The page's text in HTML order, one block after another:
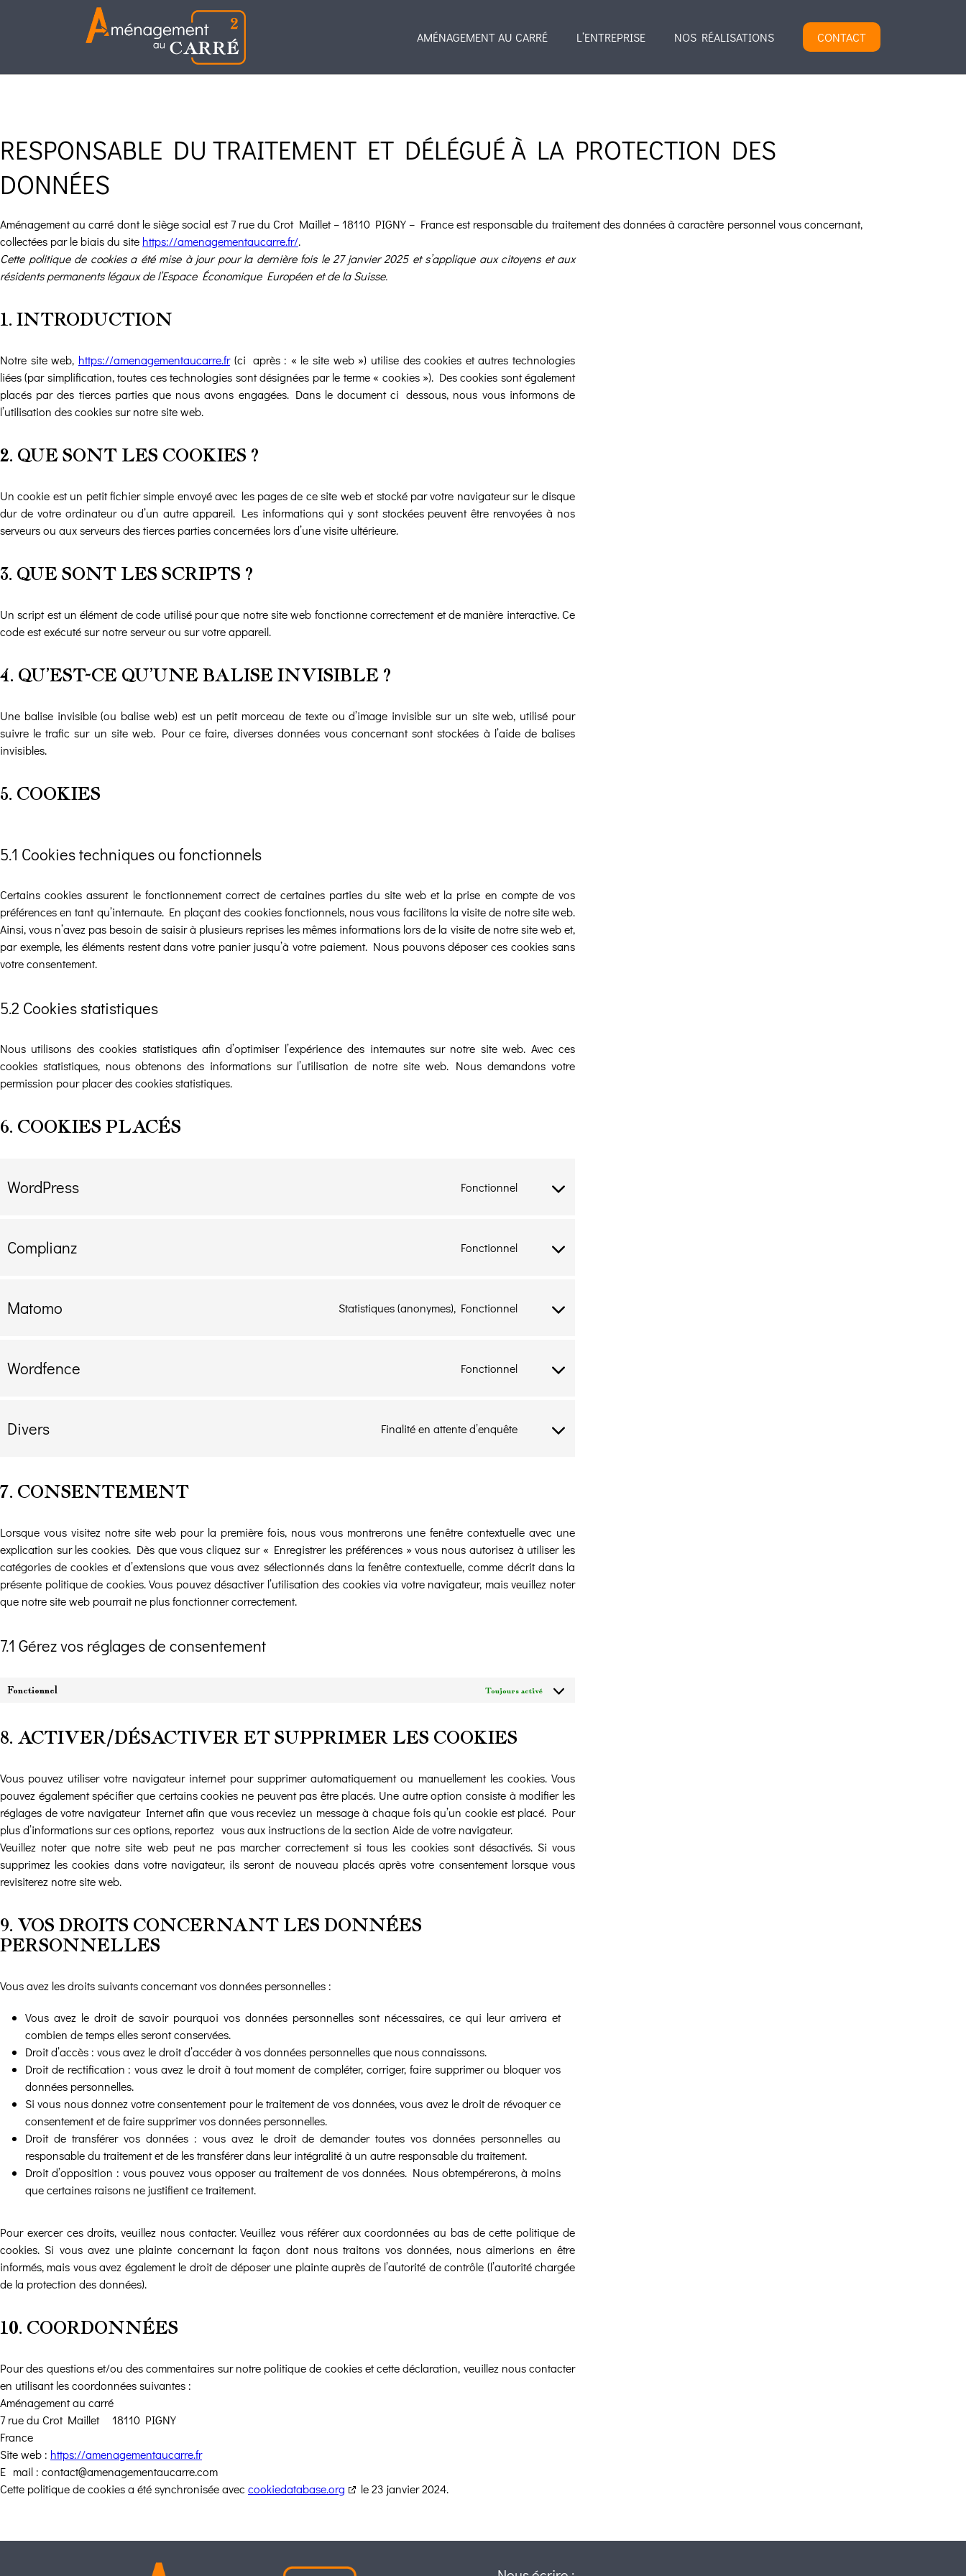
AMÉNAGEMENT AU CARRÉ L’ENTREPRISE NOS RÉALISATIONS CONTACT
RESPONSABLE DU TRAITEMENT ET DÉLÉGUÉ À LA PROTECTION DES
DONNÉES
Aménagement au carré dont le siège social est 7 rue du Crot Maillet – 18110 PIGNY – France est responsable du traitement des données à caractère personnel vous concernant,
collectées par le biais du site https://amenagementaucarre.fr/.
Cette politique de cookies a été mise à jour pour la dernière fois le 27 janvier 2025 et s’applique aux citoyens et aux
résidents permanents légaux de l’Espace Économique Européen et de la Suisse.
1. INTRODUCTION
Notre site web, https://amenagementaucarre.fr(ci-après : « le site web ») utilise des cookies et autres technologies
liées (par simplification, toutes ces technologies sont désignées par le terme « cookies »). Des cookies sont également
placés par des tierces parties que nous avons engagées. Dans le document ci-dessous, nous vous informons de
l’utilisation des cookies sur notre site web.
2. QUE SONT LES COOKIES ?
Un cookie est un petit fichier simple envoyé avec les pages de ce site web et stocké par votre navigateur sur le disque
dur de votre ordinateur ou d’un autre appareil. Les informations qui y sont stockées peuvent être renvoyées à nos
serveurs ou aux serveurs des tierces parties concernées lors d’une visite ultérieure.
3. QUE SONT LES SCRIPTS ?
Un script est un élément de code utilisé pour que notre site web fonctionne correctement et de manière interactive. Ce
code est exécuté sur notre serveur ou sur votre appareil.
4. QU’EST-CE QU’UNE BALISE INVISIBLE ?
Une balise invisible (ou balise web) est un petit morceau de texte ou d’image invisible sur un site web, utilisé pour
suivre le trafic sur un site web. Pour ce faire, diverses données vous concernant sont stockées à l’aide de balises
invisibles.
5. COOKIES
5.1 Cookies techniques ou fonctionnels
Certains cookies assurent le fonctionnement correct de certaines parties du site web et la prise en compte de vos
préférences en tant qu’internaute. En plaçant des cookies fonctionnels, nous vous facilitons la visite de notre site web.
Ainsi, vous n’avez pas besoin de saisir à plusieurs reprises les mêmes informations lors de la visite de notre site web et,
par exemple, les éléments restent dans votre panier jusqu’à votre paiement. Nous pouvons déposer ces cookies sans
votre consentement.
5.2 Cookies statistiques
Nous utilisons des cookies statistiques afin d’optimiser l’expérience des internautes sur notre site web. Avec ces
cookies statistiques, nous obtenons des informations sur l’utilisation de notre site web. Nous demandons votre
permission pour placer des cookies statistiques.
6. COOKIES PLACÉS
WordPress Fonctionnel
Consent
Complianz Fonctionnel
Consent
Matomo Statistiques (anonymes), Fonctionnel
Consent
Wordfence Fonctionnel
Consent
Divers Finalité en attente d’enquête
Consent
7. CONSENTEMENT
Lorsque vous visitez notre site web pour la première fois, nous vous montrerons une fenêtre contextuelle avec une
explication sur les cookies. Dès que vous cliquez sur « Enregistrer les préférences » vous nous autorisez à utiliser les
catégories de cookies et d’extensions que vous avez sélectionnés dans la fenêtre contextuelle, comme décrit dans la
présente politique de cookies. Vous pouvez désactiver l’utilisation des cookies via votre navigateur, mais veuillez noter
que notre site web pourrait ne plus fonctionner correctement.
7.1 Gérez vos réglages de consentement
Fonctionnel Toujours activé
8. ACTIVER/DÉSACTIVER ET SUPPRIMER LES COOKIES
Vous pouvez utiliser votre navigateur internet pour supprimer automatiquement ou manuellement les cookies. Vous
pouvez également spécifier que certains cookies ne peuvent pas être placés. Une autre option consiste à modifier les
réglages de votre navigateur Internet afin que vous receviez un message à chaque fois qu’un cookie est placé. Pour
plus d’informations sur ces options, reportez-vous aux instructions de la section Aide de votre navigateur.
Veuillez noter que notre site web peut ne pas marcher correctement si tous les cookies sont désactivés. Si vous
supprimez les cookies dans votre navigateur, ils seront de nouveau placés après votre consentement lorsque vous
revisiterez notre site web.
9. VOS DROITS CONCERNANT LES DONNÉES
PERSONNELLES
Vous avez les droits suivants concernant vos données personnelles :
Vous avez le droit de savoir pourquoi vos données personnelles sont nécessaires, ce qui leur arrivera et
combien de temps elles seront conservées.
Droit d’accès : vous avez le droit d’accéder à vos données personnelles que nous connaissons.
Droit de rectification : vous avez le droit à tout moment de compléter, corriger, faire supprimer ou bloquer vos
données personnelles.
Si vous nous donnez votre consentement pour le traitement de vos données, vous avez le droit de révoquer ce
consentement et de faire supprimer vos données personnelles.
Droit de transférer vos données : vous avez le droit de demander toutes vos données personnelles au
responsable du traitement et de les transférer dans leur intégralité à un autre responsable du traitement.
Droit d’opposition : vous pouvez vous opposer au traitement de vos données. Nous obtempérerons, à moins
que certaines raisons ne justifient ce traitement.
Pour exercer ces droits, veuillez nous contacter. Veuillez vous référer aux coordonnées au bas de cette politique de
cookies. Si vous avez une plainte concernant la façon dont nous traitons vos données, nous aimerions en être
informés, mais vous avez également le droit de déposer une plainte auprès de l’autorité de contrôle (l’autorité chargée
de la protection des données).
10. COORDONNÉES
Pour des questions et/ou des commentaires sur notre politique de cookies et cette déclaration, veuillez nous contacter
en utilisant les coordonnées suivantes :
Aménagement au carré
7 rue du Crot Maillet - 18110 PIGNY
France
Site web : https://amenagementaucarre.fr
E-mail : contact@amenagementaucarre.com
Cette politique de cookies a été synchronisée avec cookiedatabase.org le 23 janvier 2024.